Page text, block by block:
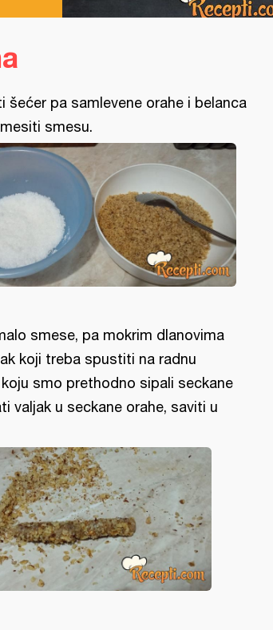
šećer pa samlevene orahe i belanca
smesu.
smese, pa mokrim dlanovima
koji treba spustiti na radnu
smo prethodno sipali seckane
valjak u seckane orahe, saviti u